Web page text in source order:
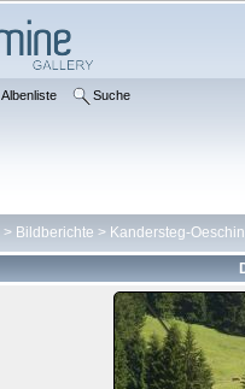
Albenliste Suche
> Bildberichte > Kandersteg-